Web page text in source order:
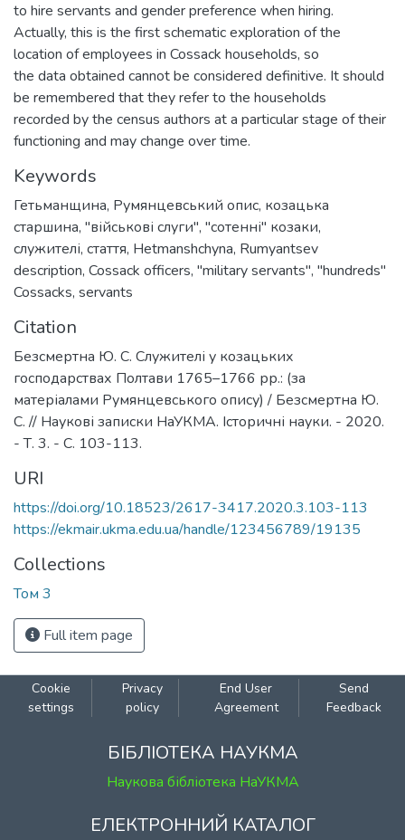
to hire servants and gender preference when hiring.
Actually, this is the first schematic exploration of the
location of employees in Cossack households, so
the data obtained cannot be considered definitive. It should
be remembered that they refer to the households
recorded by the census authors at a particular stage of their
functioning and may change over time.
Keywords
Гетьманщина, Румянцевський опис, козацька
старшина, "військові слуги", "сотенні" козаки,
служителі, стаття, Hetmanshchyna, Rumyantsev
description, Cossack officers, "military servants", "hundreds"
Cossacks, servants
Citation
Безсмертна Ю. С. Служителі у козацьких
господарствах Полтави 1765–1766 рр.: (за
матеріалами Румянцевського опису) / Безсмертна Ю.
С. // Наукові записки НаУКМА. Історичні науки. - 2020.
- Т. 3. - С. 103-113.
URI
https://doi.org/10.18523/2617-3417.2020.3.103-113
https://ekmair.ukma.edu.ua/handle/123456789/19135
Collections
Том 3
Full item page
Cookie
settings
Privacy
policy
End User
Agreement
Send
Feedback
БІБЛІОТЕКА НАУКМА
Наукова бібліотека НаУКМА
ЕЛЕКТРОННИЙ КАТАЛОГ